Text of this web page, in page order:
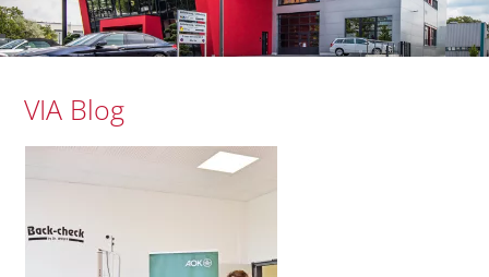
VIA Blog